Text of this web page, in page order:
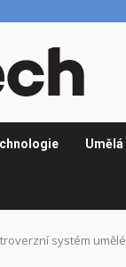
systém